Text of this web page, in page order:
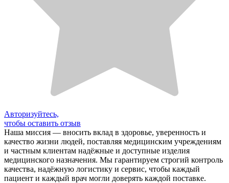
Авторизуйтесь,
чтобы оставить отзыв
Наша миссия — вносить вклад в здоровье, уверенность и
качество жизни людей, поставляя медицинским учреждениям
и частным клиентам надёжные и доступные изделия
медицинского назначения. Мы гарантируем строгий контроль
качества, надёжную логистику и сервис, чтобы каждый
пациент и каждый врач могли доверять каждой поставке.